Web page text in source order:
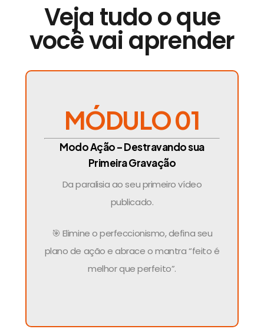
Veja tudo o que
você vai aprender
MÓDULO 01
Modo Ação – Destravando sua
Primeira Gravação
Da paralisia ao seu primeiro vídeo
publicado.
🎯 Elimine o perfeccionismo, defina seu
plano de ação e abrace o mantra “feito é
melhor que perfeito”.